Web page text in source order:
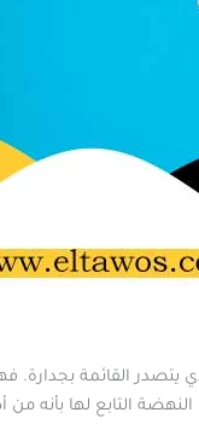
القائمة بجدارة. فهي
التابع لها بأنه